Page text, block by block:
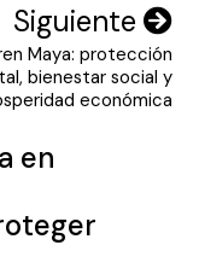
Siguiente
Maya: protección
bienestar social y
económica
en